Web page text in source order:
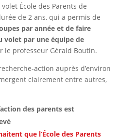
École des Parents de
de 2 ans, qui a permis de
par année et de faire
volet par une équipe de
le professeur Gérald Boutin.
action auprès d’environ
clairement entre autres,
des parents est
que l’École des Parents